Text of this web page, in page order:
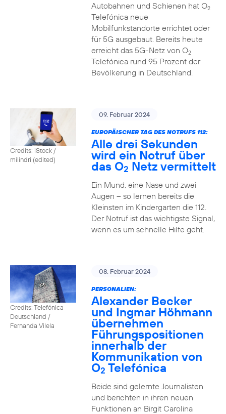
Autobahnen und Schienen hat O2
Telefónica neue
Mobilfunkstandorte errichtet oder
für 5G ausgebaut. Bereits heute
erreicht das 5G-Netz von O2
Telefónica rund 95 Prozent der
Bevölkerung in Deutschland.
Credits: iStock /
milindri (edited)
09. Februar 2024
EUROPÄISCHER TAG DES NOTRUFS 112:
Alle drei Sekunden
wird ein Notruf über
das O2 Netz vermittelt
Ein Mund, eine Nase und zwei
Augen – so lernen bereits die
Kleinsten im Kindergarten die 112.
Der Notruf ist das wichtigste Signal,
wenn es um schnelle Hilfe geht.
Credits: Telefónica
Deutschland /
Fernanda Vilela
08. Februar 2024
PERSONALIEN:
Alexander Becker
und Ingmar Höhmann
übernehmen
Führungspositionen
innerhalb der
Kommunikation von
O2 Telefónica
Beide sind gelernte Journalisten
und berichten in ihren neuen
Funktionen an Birgit Carolina